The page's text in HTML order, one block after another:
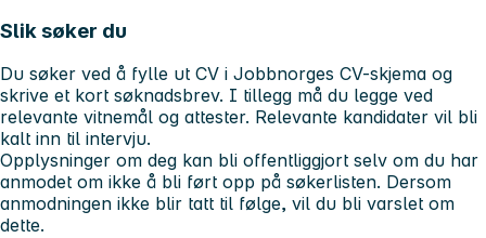
Slik søker du
Du søker ved å fylle ut CV i Jobbnorges CV-skjema og
skrive et kort søknadsbrev. I tillegg må du legge ved
relevante vitnemål og attester. Relevante kandidater vil bli
kalt inn til intervju.
Opplysninger om deg kan bli offentliggjort selv om du har
anmodet om ikke å bli ført opp på søkerlisten. Dersom
anmodningen ikke blir tatt til følge, vil du bli varslet om
dette.